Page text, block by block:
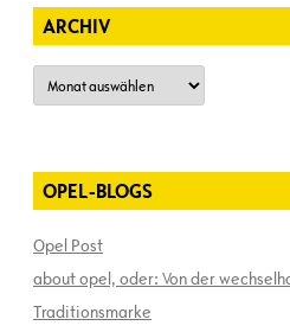
ARCHIV
Archiv
OPEL-BLOGS
Opel Post
about opel, oder: Von der
Traditionsmarke